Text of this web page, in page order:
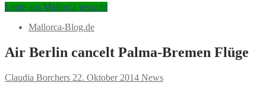
Leute aus Mallorca gesucht
Mallorca-Blog.de
Air Berlin cancelt Palma-Bremen Flüge
Claudia Borchers 22. Oktober 2014 News